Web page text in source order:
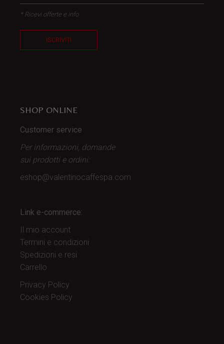
* Ricevi offerte e info
ISCRIVITI
SHOP ONLINE
Customer service
Per informazioni, domande
sui prodotti e ordini:
eshop@valentinocaffespa.com
Link e-commerce:
Il mio account
Termini e condizioni
Spedizioni e resi
Carrello
Privacy Policy
Cookies Policy